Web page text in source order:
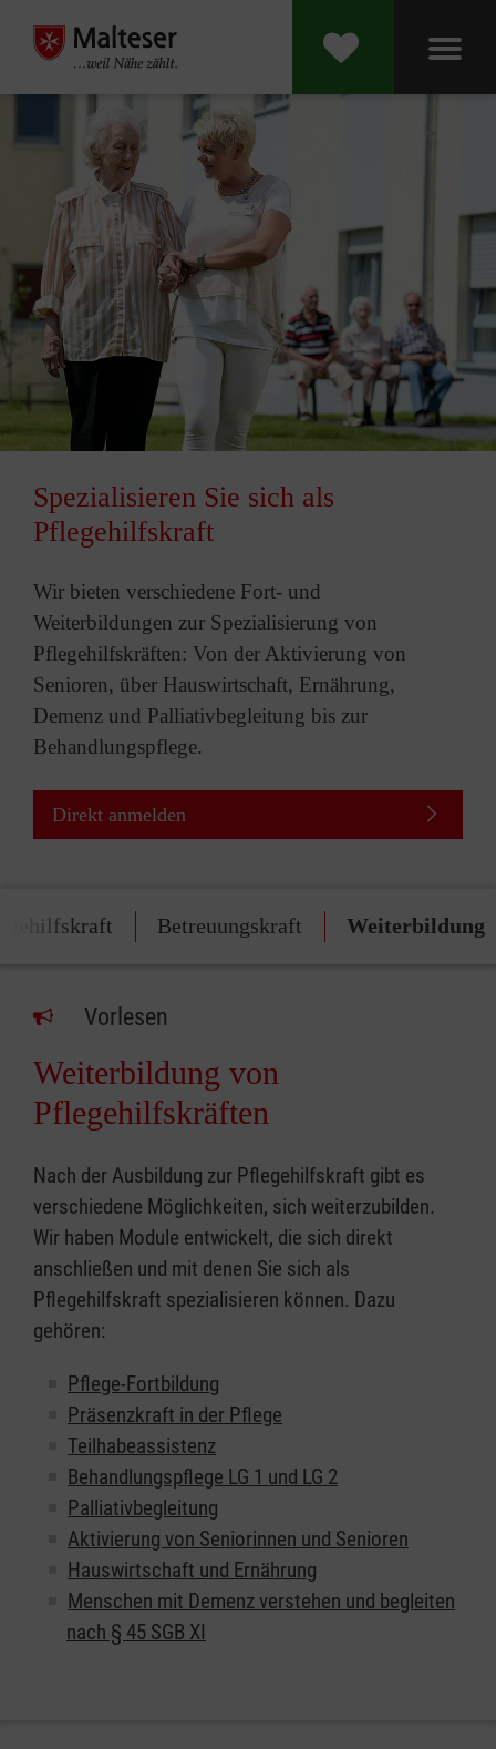
Spezialisieren Sie sich als
Pflegehilfskraft
Wir bieten verschiedene Fort- und
Weiterbildungen zur Spezialisierung von
Pflegehilfskräften: Von der Aktivierung von
Senioren, über Hauswirtschaft, Ernährung,
Demenz und Palliativbegleitung bis zur
Behandlungspflege.
Direkt anmelden
Betreuungskraft Weiterbildung
Vorlesen
Weiterbildung von
Pflegehilfskräften
Nach der Ausbildung zur Pflegehilfskraft gibt es
verschiedene Möglichkeiten, sich weiterzubilden.
Wir haben Module entwickelt, die sich direkt
anschließen und mit denen Sie sich als
Pflegehilfskraft spezialisieren können. Dazu
gehören:
Pflege-Fortbildung
Präsenzkraft in der Pflege
Teilhabeassistenz
Behandlungspflege LG 1 und LG 2
Palliativbegleitung
Aktivierung von Seniorinnen und Senioren
Hauswirtschaft und Ernährung
Menschen mit Demenz verstehen und begleiten
nach § 45 SGB XI